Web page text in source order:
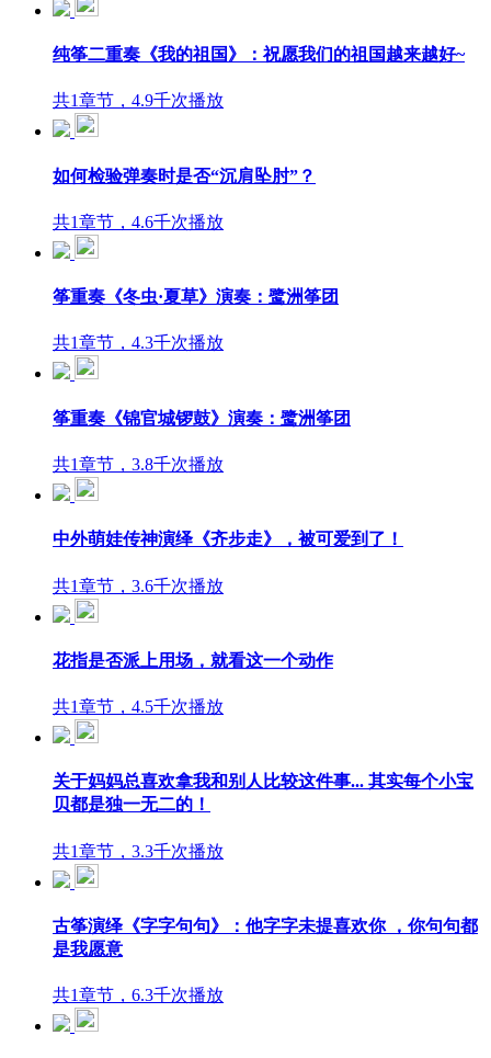
纯筝二重奏《我的祖国》：祝愿我们的祖国越来越好~
共1章节，4.9千次播放
如何检验弹奏时是否“沉肩坠肘”？
共1章节，4.6千次播放
筝重奏《冬虫·夏草》演奏：鹭洲筝团
共1章节，4.3千次播放
筝重奏《锦官城锣鼓》演奏：鹭洲筝团
共1章节，3.8千次播放
中外萌娃传神演绎《齐步走》，被可爱到了！
共1章节，3.6千次播放
花指是否派上用场，就看这一个动作
共1章节，4.5千次播放
关于妈妈总喜欢拿我和别人比较这件事... 其实每个小宝
贝都是独一无二的！
共1章节，3.3千次播放
古筝演绎《字字句句》：他字字未提喜欢你 ，你句句都
是我愿意
共1章节，6.3千次播放